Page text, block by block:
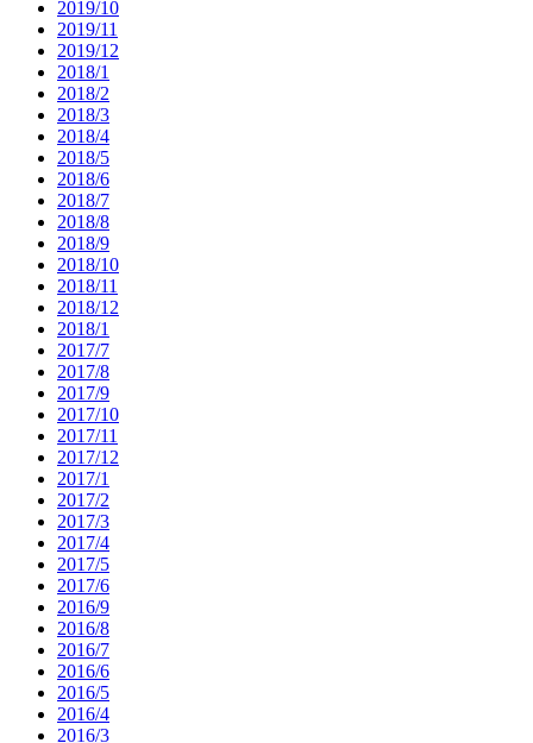
2019/10
2019/11
2019/12
2018/1
2018/2
2018/3
2018/4
2018/5
2018/6
2018/7
2018/8
2018/9
2018/10
2018/11
2018/12
2018/1
2017/7
2017/8
2017/9
2017/10
2017/11
2017/12
2017/1
2017/2
2017/3
2017/4
2017/5
2017/6
2016/9
2016/8
2016/7
2016/6
2016/5
2016/4
2016/3